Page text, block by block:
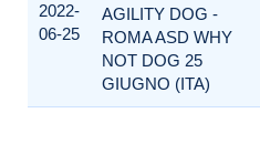
2022-
06-25
AGILITY DOG -
ROMA ASD WHY
NOT DOG 25
GIUGNO (ITA)